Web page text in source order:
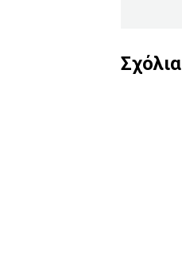
Σχόλια